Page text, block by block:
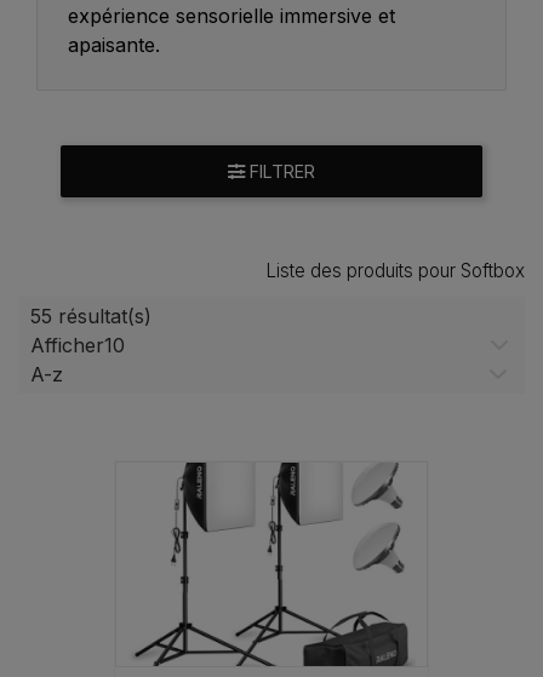
expérience sensorielle immersive et
apaisante.
FILTRER
Liste des produits pour Softbox
55 résultat(s)
Afficher